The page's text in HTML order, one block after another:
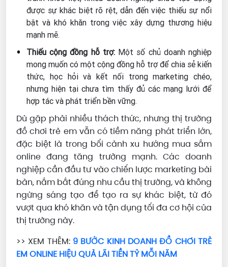
được sự khác biệt rõ rệt, dẫn đến việc thiếu sự nổi
bật và khó khăn trong việc xây dựng thương hiệu
mạnh mẽ.
Thiếu cộng đồng hỗ trợ:Một số chủ doanh nghiệp
mong muốn có một cộng đồng hỗ trợ để chia sẻ kiến
thức, học hỏi và kết nối trong marketing chéo,
nhưng hiện tại chưa tìm thấy đủ các mạng lưới để
hợp tác và phát triển bền vững.
Dù gặp phải nhiều thách thức, nhưng thị trường
đồ chơi trẻ em vẫn có tiềm năng phát triển lớn,
đặc biệt là trong bối cảnh xu hướng mua sắm
online đang tăng trưởng mạnh. Các doanh
nghiệp cần đầu tư vào chiến lược marketing bài
bản, nắm bắt đúng nhu cầu thị trường, và không
ngừng sáng tạo để tạo ra sự khác biệt, từ đó
vượt qua khó khăn và tận dụng tối đa cơ hội của
thị trường này.
>> XEM THÊM: 9 BƯỚC KINH DOANH ĐỒ CHƠI TRẺ
EM ONLINE HIỆU QUẢ LÃI TIỀN TỶ MỖI NĂM